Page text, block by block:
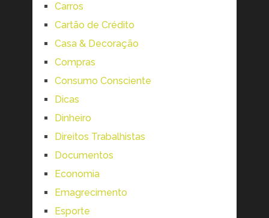
Carros
Cartão de Crédito
Casa & Decoração
Compras
Consumo Consciente
Dicas
Dinheiro
Direitos Trabalhistas
Documentos
Economia
Emagrecimento
Esporte